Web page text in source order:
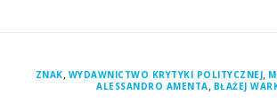
ZNAK, WYDAWNICTWO KRYTYKI POLITYCZNEJ,
ALESSANDRO AMENTA, BŁAŻEJ